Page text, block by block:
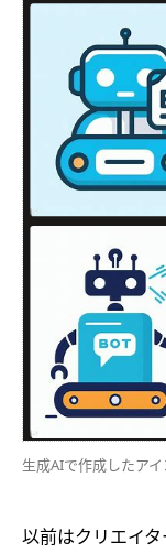
生成AIで作成したアイ
以前はクリエイタ